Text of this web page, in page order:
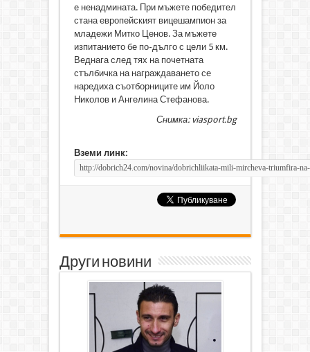
е ненадмината. При мъжете победител
стана европейският вицешампион за
младежи Митко Ценов. За мъжете
изпитанието бе по-дълго с цели 5 км.
Веднага след тях на почетната
стълбичка на награждаването се
наредиха съотборниците им Йоло
Николов и Ангелина Стефанова.
Снимка: viasport.bg
Вземи линк:
Други новини